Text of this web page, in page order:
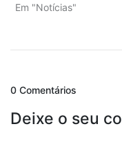
Em "Notícias"
0 Comentários
Deixe o seu